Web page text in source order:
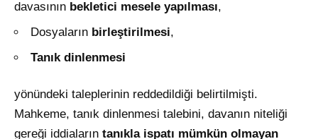
davasının bekletici mesele yapılması,
Dosyaların birleştirilmesi,
Tanık dinlenmesi
yönündeki taleplerinin reddedildiği belirtilmişti.
Mahkeme, tanık dinlenmesi talebini, davanın niteliği
gereği iddiaların tanıkla ispatı mümkün olmayan